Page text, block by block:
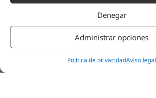
Denegar
Administrar opciones
Política de privacidadAviso legal
Enlaces rápidos
Tienda online
Tratamientos pacientes
Síguenos
Instagram
LinkedIn
Youtube